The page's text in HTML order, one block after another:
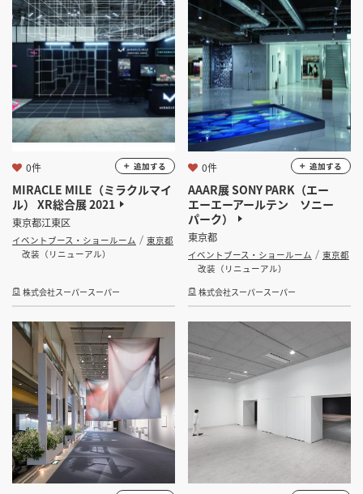
MIRACLE MILE（ミラクルマイ
ル） XR総合展 2021
東京都江東区
イベントブース・ショールーム
東京都
改装（リニューアル）
株式会社スーパースーパー
0件 追加する
AAAR展 SONY PARK（エー
エーエーアールテン ソニー
パーク）
東京都
イベントブース・ショールーム
東京都
改装（リニューアル）
株式会社スーパースーパー
0件 追加する